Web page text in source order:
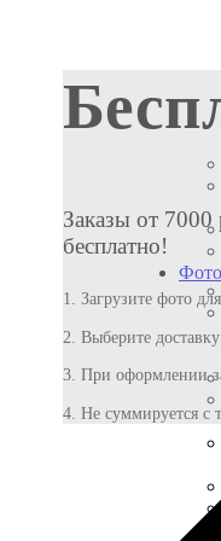
Заказы от 7000
бесплатно!
1. Загрузите фото
2. Выберите
3. При оформлении
4. Не суммируется с